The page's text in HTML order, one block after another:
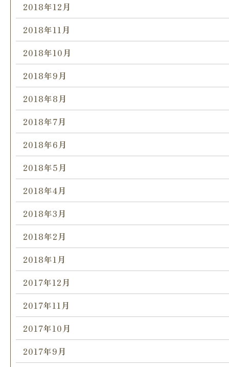
2018年12月
2018年11月
2018年10月
2018年9月
2018年8月
2018年7月
2018年6月
2018年5月
2018年4月
2018年3月
2018年2月
2018年1月
2017年12月
2017年11月
2017年10月
2017年9月